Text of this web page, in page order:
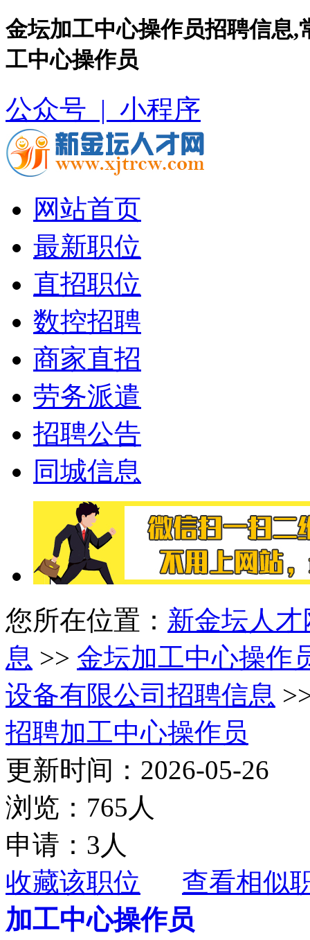
金坛加工中心操作员招聘信息
工中心操作员
公众号 | 小程序
网站首页
最新职位
直招职位
数控招聘
商家直招
劳务派遣
招聘公告
同城信息
您所在位置： 新金坛人才
息 >> 金坛加工中心操作
设备有限公司招聘信息
招聘加工中心操作员
更新时间：2026-05-26
浏览：765人
申请：3人
收藏该职位
查看相似
加工中心操作员